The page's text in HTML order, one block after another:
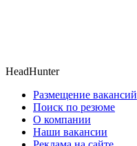
HeadHunter
Размещение вакансий
Поиск по резюме
О компании
Наши вакансии